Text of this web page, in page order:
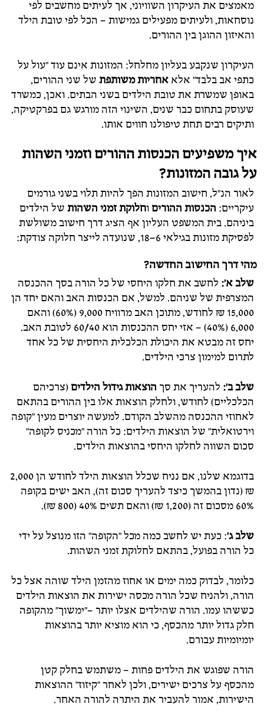
מאמצים את העיקרון השוויוני, אך לעיתים מחשבים לפי
נוסחאות, ולעיתים מפעילים גמישות – הכל לפי טובת הילד
והאיזון ההוגן בין ההורים.
העיקרון שנקבע בעליון מחלחל: המזונות אינם עוד "עול על
כתפי אב בלבד" אלא אחריות משותפת של שני ההורים,
באופן שמשרת את טובת הילדים בשני הבתים. ואכן, כמשרד
שעוסק בתחום כבר שנים, השינוי הזה מורגש גם בפרקטיקה,
ותיקים רבים תחת טיפולנו חווים אותו.
איך משפיעים הכנסות ההורים וזמני השהות
על גובה המזונות?
לאור הנ"ל, חישוב המזונות הפך להיות תלוי בשני גורמים
עיקריים: הכנסות ההורים וחלוקת זמני השהות של הילדים
ביניהם. בית המשפט העליון אף הציג דרך חישוב משולשת
לפסיקת מזונות בגילאי 6–18, שנועדה לייצר חלוקה צודקת:
מהי דרך החישוב החדשה?
שלב א': לחשב את חלקו היחסי של כל הורה בסך ההכנסה
המצרפית של שניהם. למשל, אם הכנסות האב והאם יחד הן
15,000 ₪ לחודש, מתוכן האב מרוויח 9,000 (60%) והאם
6,000 (40%) – אזי יחס ההכנסות הוא 60/40 לטובת האב.
יחס זה מבטא את היכולת הכלכלית היחסית של כל אחד
לתרום למימון צרכי הילדים.
שלב ב': להעריך את סך הוצאות גידול הילדים (צרכיהם
הכלכליים) לחודש, ולחלק הוצאות אלו בין ההורים בהתאם
לאחוזי ההכנסה מהשלב הקודם. למעשה יוצרים מעין "קופה
וירטואלית" של הוצאות הילדים: כל הורה "מכניס לקופה"
סכום השווה לחלקו היחסי בהוצאות הילדים.
בדוגמא שלנו, אם נניח שכלל הוצאות הילד לחודש הן 2,000
₪ (נדון בהמשך כיצד להעריך סכום זה), האב ישים בקופה
60% מסכום זה (1,200 ₪) והאם תשים 40% (800 ₪).
שלב ג': כעת יש לחשב כמה מכל "הקופה" הזו מנוצל על ידי
כל הורה בפועל, בהתאם לחלוקת זמני השהות.
כלומר, לבדוק כמה ימים או אחוז מהזמן הילד שוהה אצל כל
הורה, ולהניח שכל הורה מכסה ישירות את הוצאות הילדים
כששהו עמו. הורה שהילדים אצלו יותר –"ימשוך" מהקופה
חלק גדול יותר מהכסף, כי הוא מוציא יותר בהוצאות
יומיומיות עבורם.
הורה שפוגש את הילדים פחות – משתמש בחלק קטן
מהכסף על צרכים ישירים, ולכן לאחר "קיזוז" ההוצאות
הישירות, אמור להעביר את היתרה להורה האחר.